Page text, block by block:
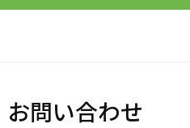
お問い合わせ